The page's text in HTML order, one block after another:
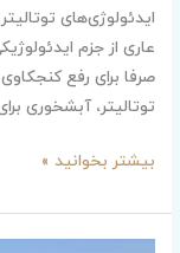
ایدئولوژی‌های
عاری از جزم
صرفا برای رفع
توتالیتر، آبشخوری
بیشتر بخوانید »